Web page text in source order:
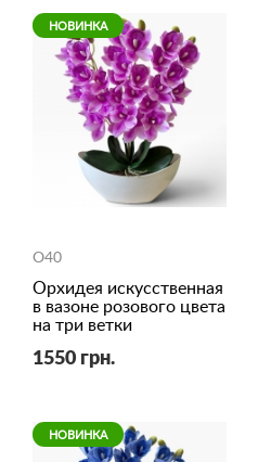
НОВИНКА
O40
Орхидея искусственная
в вазоне розового цвета
на три ветки
1550 грн.
НОВИНКА